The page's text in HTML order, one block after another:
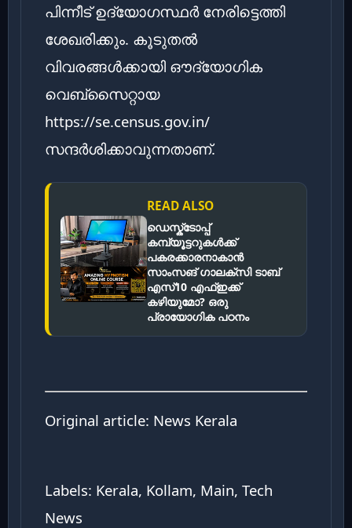
പിന്നീട് ഉദ്യോഗസ്ഥർ നേരിട്ടെത്തി
ശേഖരിക്കും. കൂടുതൽ
വിവരങ്ങൾക്കായി ഔദ്യോഗിക
വെബ്സൈറ്റായ
https://se.census.gov.in/
സന്ദർശിക്കാവുന്നതാണ്.
READ ALSO
ഡെസ്ക്ടോപ്പ്
കമ്പ്യൂട്ടറുകൾക്ക്
പകരക്കാരനാകാൻ
സാംസങ് ഗാലക്‌സി ടാബ്
എസ്10 എഫ്ഇക്ക്
കഴിയുമോ? ഒരു
പ്രായോഗിക പഠനം
Original article: News Kerala
Labels: Kerala, Kollam, Main, Tech
News